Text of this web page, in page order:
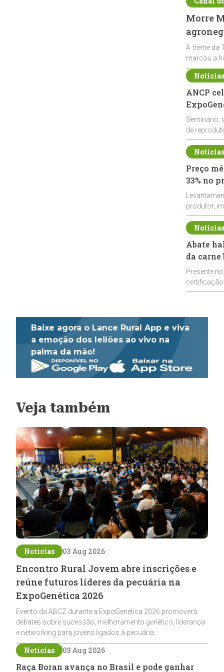
Morre
À frente da
marcou a
ANCP
Seminário,
de
durante a
Preço
33% no
produtor,
de leite cru
Abate
da
Presente
Baixe agora o Lance Rural App e viva
a emoção dos leilões ao vivo na
palma da mão!
Veja também
Notícias 03 Aug 2026
Encontro Rural Jovem abre inscrições e
reúne futuros líderes da pecuária na
ExpoGenética 2026
Evento da ABCZ durante a ExpoGenética 2026 promoverá
debates sobre sucessão, melhoramento genético, liderança
e networking para jovens ligados à pecuária
Notícias 03 Aug 2026
Raça Boran avança no Brasil e pode ganhar